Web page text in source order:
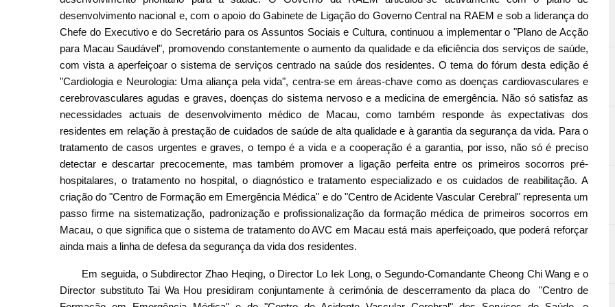
desenvolvimento nacional e, com o apoio do Gabinete de Ligação do Governo Central na RAEM e sob a liderança do
Chefe do Executivo e do Secretário para os Assuntos Sociais e Cultura, continuou a implementar o "Plano de Acção
para Macau Saudável", promovendo constantemente o aumento da qualidade e da eficiência dos serviços de saúde,
com vista a aperfeiçoar o sistema de serviços centrado na saúde dos residentes. O tema do fórum desta edição é
"Cardiologia e Neurologia: Uma aliança pela vida", centra-se em áreas-chave como as doenças cardiovasculares e
cerebrovasculares agudas e graves, doenças do sistema nervoso e a medicina de emergência. Não só satisfaz as
necessidades actuais de desenvolvimento médico de Macau, como também responde às expectativas dos
residentes em relação à prestação de cuidados de saúde de alta qualidade e à garantia da segurança da vida. Para o
tratamento de casos urgentes e graves, o tempo é a vida e a cooperação é a garantia, por isso, não só é preciso
detectar e descartar precocemente, mas também promover a ligação perfeita entre os primeiros socorros pré-
hospitalares, o tratamento no hospital, o diagnóstico e tratamento especializado e os cuidados de reabilitação. A
criação do "Centro de Formação em Emergência Médica" e do "Centro de Acidente Vascular Cerebral" representa um
passo firme na sistematização, padronização e profissionalização da formação médica de primeiros socorros em
Macau, o que significa que o sistema de tratamento do AVC em Macau está mais aperfeiçoado, que poderá reforçar
ainda mais a linha de defesa da segurança da vida dos residentes.
Em seguida, o Subdirector Zhao Heqing, o Director Lo Iek Long, o Segundo-Comandante Cheong Chi Wang e o
Director substituto Tai Wa Hou presidiram conjuntamente à cerimónia de descerramento da placa do "Centro de